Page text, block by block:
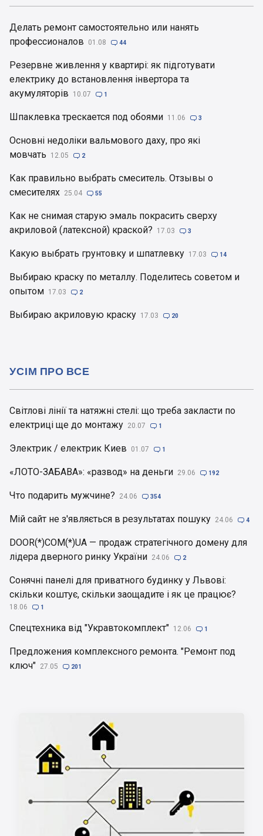
Делать ремонт самостоятельно или нанять
профессионалов
01.08  44
Резервне живлення у квартирі: як підготувати
електрику до встановлення інвертора та
акумуляторів
10.07  1
Шпаклевка трескается под обоями 11.06  3
Основні недоліки вальмового даху, про які
мовчать
12.05  2
Как правильно выбрать смеситель. Отзывы о
смесителях 25.04  55
Как не снимая старую эмаль покрасить сверху
акриловой (латексной) краской?
17.03  3
Какую выбрать грунтовку и шпатлевку 17.03  14
Выбираю краску по металлу. Поделитесь советом и
опытом 17.03  2
Выбираю акриловую краску 17.03  20
Світлові лінії та натяжні стелі: що треба закласти по
електриці ще до монтажу 20.07  1
Электрик / електрик Киев 01.07  1
«ЛОТО-ЗАБАВА»: «развод» на деньги 29.06  192
Что подарить мужчине? 24.06  354
Мій сайт не з'являється в результатах пошуку 24.06  4
DOOR(*)COM(*)UA — продаж стратегічного домену для
лідера дверного ринку України 24.06  2
Сонячні панелі для приватного будинку у Львові:
скільки коштує, скільки заощадите і як це працює?
18.06  1
Спецтехника від "Укравтокомплект" 12.06  1
Предложения комплексного ремонта. "Ремонт под
ключ" 27.05  201
УСІМ ПРО ВСЕ